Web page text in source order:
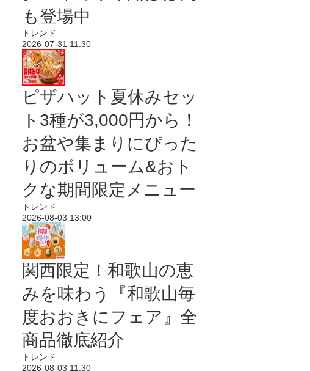
も登場中
トレンド
2026-07-31 11:30
ピザハット夏休みセッ
ト3種が3,000円から！
お盆や集まりにぴった
りのボリューム&おト
クな期間限定メニュー
トレンド
2026-08-03 13:00
関西限定！和歌山の恵
みを味わう『和歌山毎
度おおきにフェア』全
商品徹底紹介
トレンド
2026-08-03 11:30